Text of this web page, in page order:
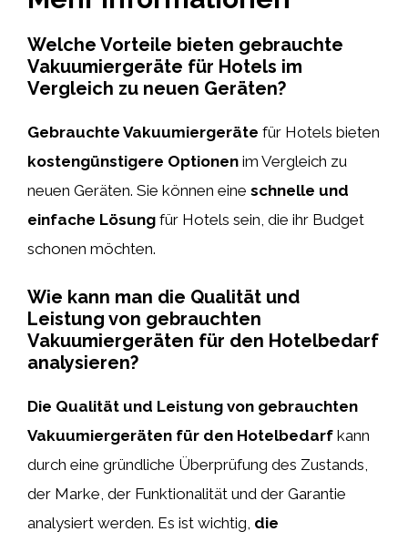
Welche Vorteile bieten gebrauchte
Vakuumiergeräte für Hotels im
Vergleich zu neuen Geräten?
Gebrauchte Vakuumiergeräte für Hotels bieten
kostengünstigere Optionen im Vergleich zu
neuen Geräten. Sie können eine schnelle und
einfache Lösung für Hotels sein, die ihr Budget
schonen möchten.
Wie kann man die Qualität und
Leistung von gebrauchten
Vakuumiergeräten für den Hotelbedarf
analysieren?
Die Qualität und Leistung von gebrauchten
Vakuumiergeräten für den Hotelbedarf kann
durch eine gründliche Überprüfung des Zustands,
der Marke, der Funktionalität und der Garantie
analysiert werden. Es ist wichtig, die